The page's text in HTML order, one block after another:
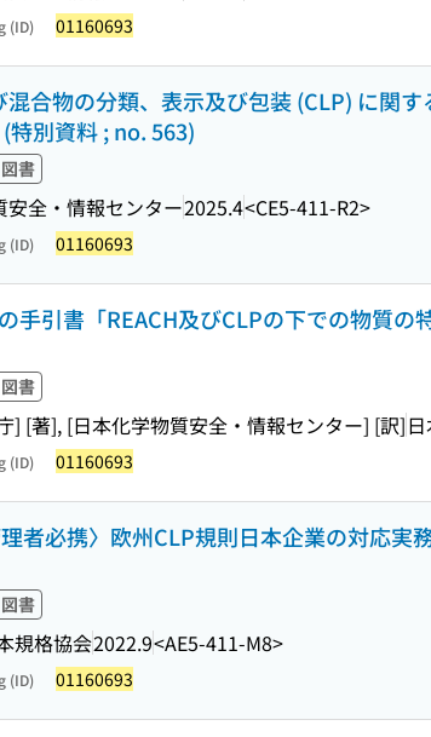
(ID) 01160693
混合物の分類、表示及び包装 (CLP) に関
特別資料 ; no. 563)
図書
安全・情報センター2025.4<CE5-411-R2>
(ID) 01160693
手引書「REACH及びCLPの下での物質
図書
] [著], [日本化学物質安全・情報センター] [訳]
(ID) 01160693
理者必携〉欧州CLP規則日本企業の対応実
図書
規格協会2022.9<AE5-411-M8>
(ID) 01160693